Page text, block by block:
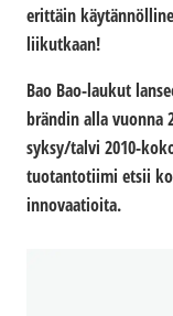
erittäin
liikutkaan!
Bao Bao-laukut
brändin alla vuonna
syksy/talvi 2010-
tuotantotiimi etsii
innovaatioita.